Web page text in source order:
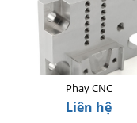
Phay CNC
Liên hệ